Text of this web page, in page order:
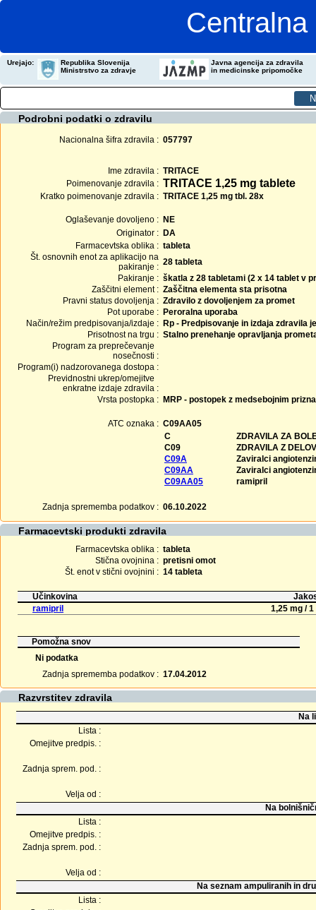
Urejajo:
Republika Slovenija
Ministrstvo za zdravje
Javna agencija za zdravila
in medicinske pripomočke
Podrobni podatki o zdravilu
Nacionalna šifra zdravila : 057797
Ime zdravila : TRITACE
Poimenovanje zdravila : TRITACE 1,25 mg tablete
Kratko poimenovanje zdravila : TRITACE 1,25 mg tbl. 28x
Oglaševanje dovoljeno : NE
Originator : DA
Farmacevtska oblika : tableta
Št. osnovnih enot za aplikacijo na
pakiranje : 28 tableta
Pakiranje : škatla z 28 tabletami (2 x 14 tablet v
Zaščitni element : Zaščitna elementa sta prisotna
Pravni status dovoljenja : Zdravilo z dovoljenjem za promet
Pot uporabe : Peroralna uporaba
Način/režim predpisovanja/izdaje : Rp - Predpisovanje in izdaja zdravila
Prisotnost na trgu : Stalno prenehanje opravljanja
Program za preprečevanje
nosečnosti :
Program(i) nadzorovanega dostopa :
Previdnostni ukrep/omejitve
enkratne izdaje zdravila :
Vrsta postopka : MRP - postopek z medsebojnim
ATC oznaka : C09AA05
C
ZDRAVILA ZA
C09
ZDRAVILA Z
C09A
Zaviralci
C09AA
Zaviralci
C09AA05
ramipril
Zadnja sprememba podatkov : 06.10.2022
Farmacevtski produkti zdravila
Farmacevtska oblika : tableta
Stična ovojnina : pretisni omot
Št. enot v stični ovojnini : 14 tableta
Učinkovina
ramipril
1,25 mg /
Pomožna snov
Ni podatka
Zadnja sprememba podatkov : 17.04.2012
Razvrstitev zdravila
Na
Lista :
Omejitve predpis. :
Zadnja sprem. pod. :
Velja od :
Na
Lista :
Omejitve predpis. :
Zadnja sprem. pod. :
Velja od :
Na seznam ampuliranih in
Lista :